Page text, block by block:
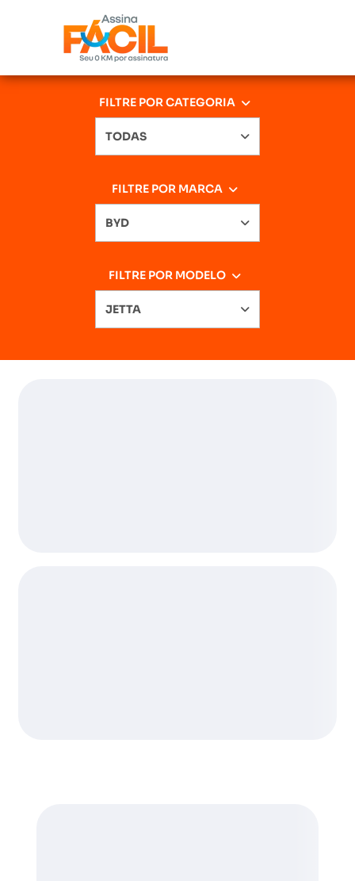
FILTRE POR CATEGORIA
TODAS
FILTRE POR MARCA
BYD
FILTRE POR MODELO
JETTA